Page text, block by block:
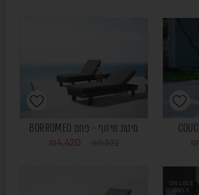
₪
מיטת שיזוף – פחם BORROMEO
5,522
₪4,420
ONLINE
ONLY